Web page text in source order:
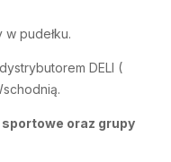
pudełku.
DELI (
oraz grupy